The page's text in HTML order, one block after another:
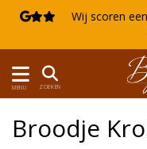
 Wij scoren een
MENU ZOEKEN
Broodje